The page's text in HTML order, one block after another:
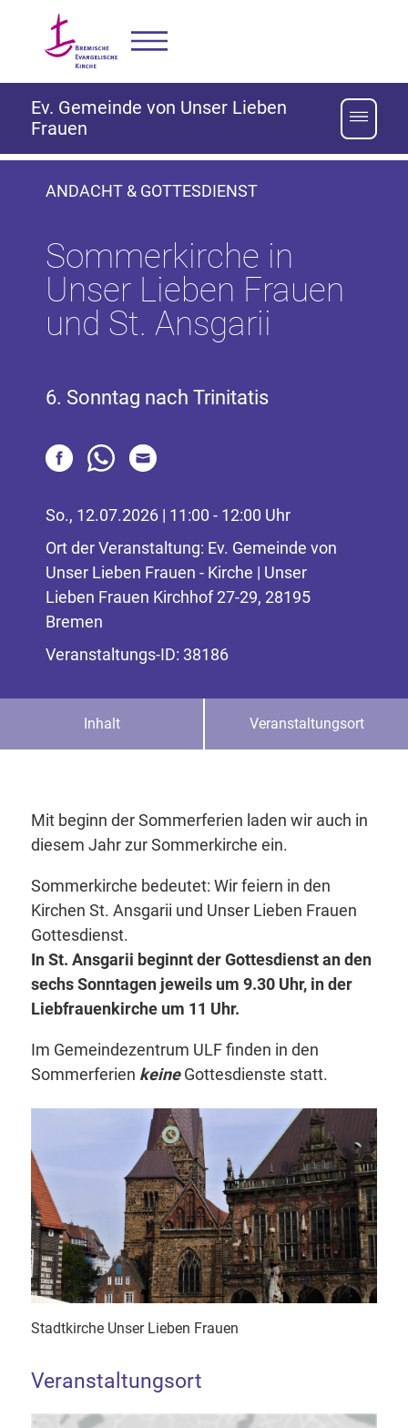
Ev. Gemeinde von Unser Lieben
Frauen
ANDACHT & GOTTESDIENST
Sommerkirche in
Unser Lieben Frauen
und St. Ansgarii
6. Sonntag nach Trinitatis
So., 12.07.2026 | 11:00 - 12:00 Uhr
Ort der Veranstaltung: Ev. Gemeinde von
Unser Lieben Frauen - Kirche | Unser
Lieben Frauen Kirchhof 27-29, 28195
Bremen
Veranstaltungs-ID: 38186
Inhalt Veranstaltungsort
Mit beginn der Sommerferien laden wir auch in
diesem Jahr zur Sommerkirche ein.
Sommerkirche bedeutet: Wir feiern in den
Kirchen St. Ansgarii und Unser Lieben Frauen
Gottesdienst.
In St. Ansgarii beginnt der Gottesdienst an den
sechs Sonntagen jeweils um 9.30 Uhr, in der
Liebfrauenkirche um 11 Uhr.
Im Gemeindezentrum ULF finden in den
Sommerferien keineGottesdienste statt.
Stadtkirche Unser Lieben Frauen
Veranstaltungsort